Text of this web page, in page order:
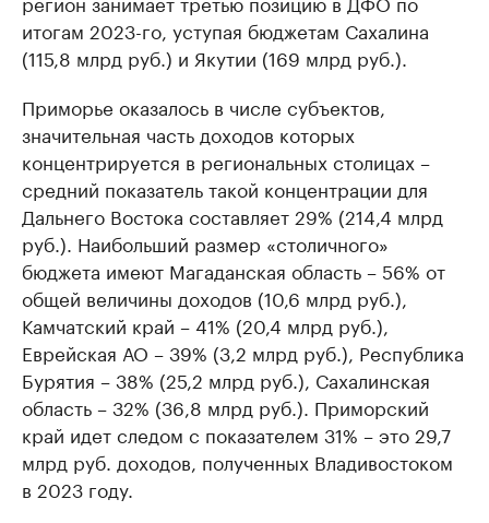
итогам 2023-го, уступая бюджетам Сахалина
(115,8 млрд руб.) и Якутии (169 млрд руб.).
Приморье оказалось в числе субъектов,
значительная часть доходов которых
концентрируется в региональных столицах –
средний показатель такой концентрации для
Дальнего Востока составляет 29% (214,4 млрд
руб.). Наибольший размер «столичного»
бюджета имеют Магаданская область – 56% от
общей величины доходов (10,6 млрд руб.),
Камчатский край – 41% (20,4 млрд руб.),
Еврейская АО – 39% (3,2 млрд руб.), Республика
Бурятия – 38% (25,2 млрд руб.), Сахалинская
область – 32% (36,8 млрд руб.). Приморский
край идет следом с показателем 31% – это 29,7
млрд руб. доходов, полученных Владивостоком
в 2023 году.